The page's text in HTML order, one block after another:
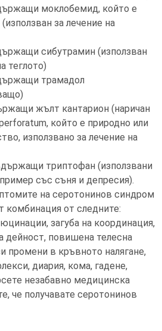
моклобемид, който е
за лечение на
сибутрамин (използван
теглото)
трамадол
жълт кантарион (наричан
който е природно или
използвано за лечение на
триптофан (използвани
със съня и депресия).
на серотонинов синдром
комбинация от следните:
загуба на координация,
дейност, повишена телесна
промени в кръвното налягане,
диария, кома, гадене,
незабавно медицинска
че получавате серотонинов